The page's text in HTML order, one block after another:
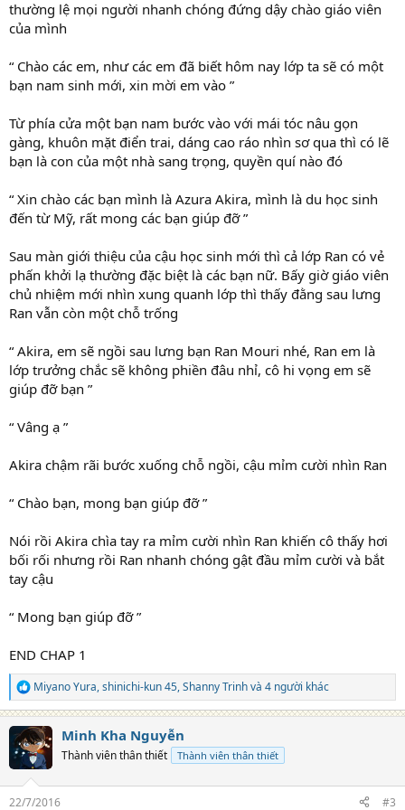
thường lệ mọi người nhanh chóng đứng dậy chào giáo viên
của mình
“ Chào các em, như các em đã biết hôm nay lớp ta sẽ có một
bạn nam sinh mới, xin mời em vào ”
Từ phía cửa một bạn nam bước vào với mái tóc nâu gọn
gàng, khuôn mặt điển trai, dáng cao ráo nhìn sơ qua thì có lẽ
bạn là con của một nhà sang trọng, quyền quí nào đó
“ Xin chào các bạn mình là Azura Akira, mình là du học sinh
đến từ Mỹ, rất mong các bạn giúp đỡ ”
Sau màn giới thiệu của cậu học sinh mới thì cả lớp Ran có vẻ
phấn khởi lạ thường đặc biệt là các bạn nữ. Bấy giờ giáo viên
chủ nhiệm mới nhìn xung quanh lớp thì thấy đằng sau lưng
Ran vẫn còn một chỗ trống
“ Akira, em sẽ ngồi sau lưng bạn Ran Mouri nhé, Ran em là
lớp trưởng chắc sẽ không phiền đâu nhỉ, cô hi vọng em sẽ
giúp đỡ bạn ”
“ Vâng ạ ”
Akira chậm rãi bước xuống chỗ ngồi, cậu mỉm cười nhìn Ran
“ Chào bạn, mong bạn giúp đỡ ”
Nói rồi Akira chìa tay ra mỉm cười nhìn Ran khiến cô thấy hơi
bối rối nhưng rồi Ran nhanh chóng gật đầu mỉm cười và bắt
tay cậu
“ Mong bạn giúp đỡ ”
END CHAP 1
R
e
c
t
Miyano Yura,shinichi-kun 45,Shanny Trinhvà 4 người khác
Minh Kha Nguyễn
Thành viên thân thiết Thành viên thân thiết
22/7/2016 #3